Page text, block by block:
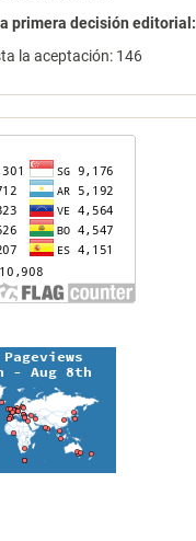
primera decisión editorial:
la aceptación: 146